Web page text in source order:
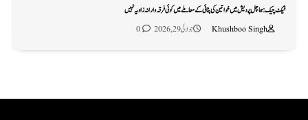
فیکٹ چیک: ہماچل پردیش میں خواتین کی پٹائی کے معاملے میں کوئی فرقہ وارانہ زاویہ نہیں
Khushboo Singh
جولائی 29, 2026 0